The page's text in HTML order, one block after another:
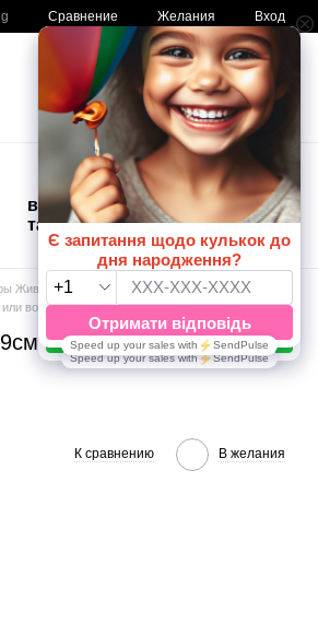
Сравнение Желания Вход
Мой заказ
Детские
временные
татуировки
🚨🚨🚨
Распродажа
Шары с
рисунком
😀🎈
Животные
воздух, Дикі тварини
х 65см (Китай), 1 шт.,
К сравнению В желания